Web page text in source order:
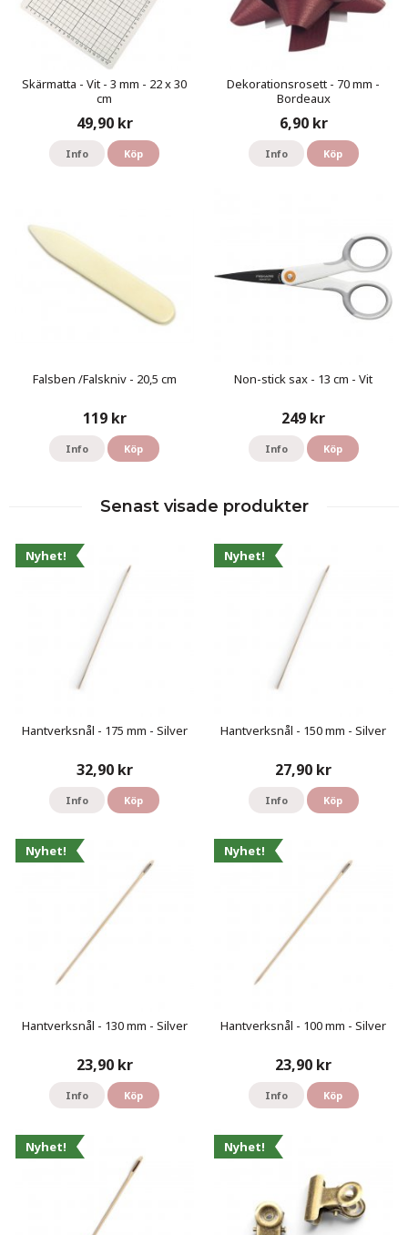
Skärmatta - Vit - 3 mm - 22 x 30
cm
49,90 kr
Info Köp
Dekorationsrosett - 70 mm -
Bordeaux
6,90 kr
Info Köp
Falsben /Falskniv - 20,5 cm
119 kr
Info Köp
Non-stick sax - 13 cm - Vit
249 kr
Info Köp
Senast visade produkter
Nyhet!
Hantverksnål - 175 mm - Silver
32,90 kr
Info Köp
Nyhet!
Hantverksnål - 150 mm - Silver
27,90 kr
Info Köp
Nyhet!
Hantverksnål - 130 mm - Silver
23,90 kr
Info Köp
Nyhet!
Hantverksnål - 100 mm - Silver
23,90 kr
Info Köp
Nyhet! Nyhet!